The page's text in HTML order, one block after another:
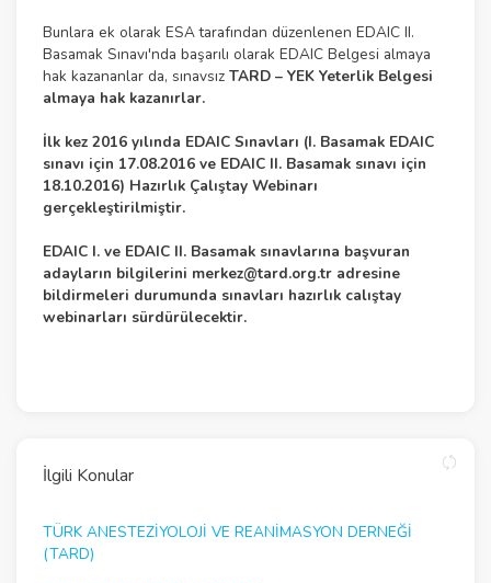
Bunlara ek olarak ESA tarafından düzenlenen EDAIC II.
Basamak Sınavı'nda başarılı olarak EDAIC Belgesi almaya
hak kazananlar da, sınavsız TARD – YEK Yeterlik Belgesi
almaya hak kazanırlar.
İlk kez 2016 yılında EDAIC Sınavları (I. Basamak EDAIC
sınavı için 17.08.2016 ve EDAIC II. Basamak sınavı için
18.10.2016) Hazırlık Çalıştay Webinarı
gerçekleştirilmiştir.
EDAIC I. ve EDAIC II. Basamak sınavlarına başvuran
adayların bilgilerini merkez@tard.org.tr adresine
bildirmeleri durumunda sınavları hazırlık calıştay
webinarları sürdürülecektir.
İlgili Konular
TÜRK ANESTEZİYOLOJİ VE REANİMASYON DERNEĞİ
(TARD)